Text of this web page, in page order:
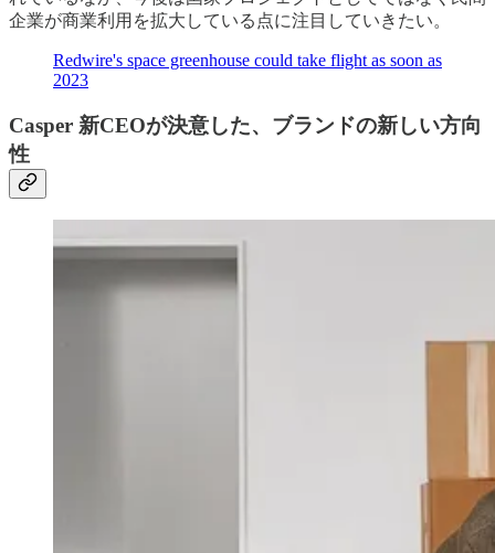
企業が商業利用を拡大している点に注目していきたい。
Redwire's space greenhouse could take flight as soon as
2023
Casper 新CEOが決意した、ブランドの新しい方向
性